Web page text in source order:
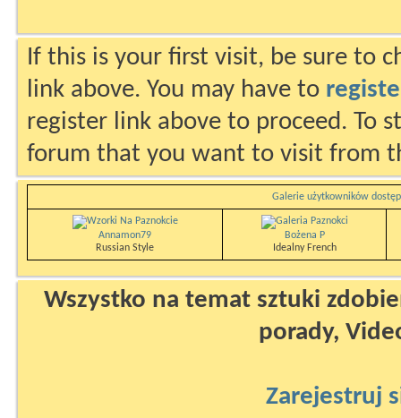
If this is your first visit, be sure to
link above. You may have to
register link above to proceed. To
forum that you want to visit from
Galerie użytkowników
Annamon79
Russian Style
Bożena P
Idealny French
Wszystko na temat sztuki
porady,
Zarejestruj